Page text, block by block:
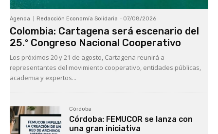
Agenda Redacción Economía Solidaria - 07/08/2026
Colombia: Cartagena será escenario del
25.º Congreso Nacional Cooperativo
Los próximos 20 y 21 de agosto, Cartagena reunirá a
representantes del movimiento cooperativo, entidades públicas,
academia y expertos...
Córdoba
Córdoba: FEMUCOR se lanza con
una gran iniciativa